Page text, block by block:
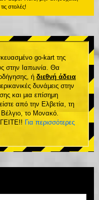
στολές!
go-kart της
στην Ιαπωνία. Θα
ή διεθνή άδεια
δυνάμεις στην
και μια επίσημη
από την Ελβετία, τη
Βέλγιο, το Μονακό.
Για περισσότερες